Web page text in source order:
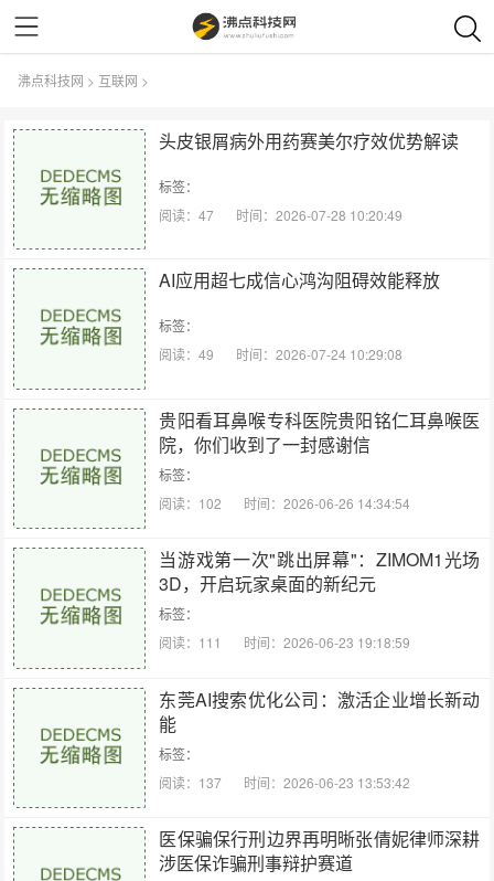
沸点科技网 > 互联网 >
头皮银屑病外用药赛美尔疗效优势解读
标签：
阅读：47
时间：2026-07-28 10:20:49
AI应用超七成信心鸿沟阻碍效能释放
标签：
阅读：49
时间：2026-07-24 10:29:08
贵阳看耳鼻喉专科医院贵阳铭仁耳鼻喉医
院，你们收到了一封感谢信
标签：
阅读：102
时间：2026-06-26 14:34:54
当游戏第一次"跳出屏幕"：ZIMOM1光场
3D，开启玩家桌面的新纪元
标签：
阅读：111
时间：2026-06-23 19:18:59
东莞AI搜索优化公司：激活企业增长新动
能
标签：
阅读：137
时间：2026-06-23 13:53:42
医保骗保行刑边界再明晰张倩妮律师深耕
涉医保诈骗刑事辩护赛道